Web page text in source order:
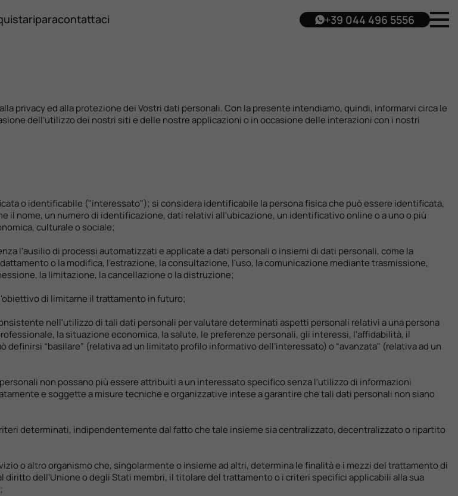
riparacontattaci +39 044 496 5556
privacy ed alla protezione dei Vostri dati personali. Con la presente intendiamo, quindi, informarvi circa le
dell’utilizzo dei nostri siti e delle nostre applicazioni o in occasione delle interazioni con i nostri
o identificabile ("interessato"); si considera identificabile la persona fisica che può essere identificata,
nome, un numero di identificazione, dati relativi all'ubicazione, un identificativo online o a uno o più
culturale o sociale;
l'ausilio di processi automatizzati e applicate a dati personali o insiemi di dati personali, come la
o la modifica, l'estrazione, la consultazione, l'uso, la comunicazione mediante trasmissione,
la limitazione, la cancellazione o la distruzione;
di limitarne il trattamento in futuro;
nell'utilizzo di tali dati personali per valutare determinati aspetti personali relativi a una persona
la situazione economica, la salute, le preferenze personali, gli interessi, l'affidabilità, il
“basilare” (relativa ad un limitato profilo informativo dell’interessato) o “avanzata" (relativa ad un
non possano più essere attribuiti a un interessato specifico senza l'utilizzo di informazioni
e soggette a misure tecniche e organizzative intese a garantire che tali dati personali non siano
determinati, indipendentemente dal fatto che tale insieme sia centralizzato, decentralizzato o ripartito
o altro organismo che, singolarmente o insieme ad altri, determina le finalità e i mezzi del trattamento di
dell'Unione o degli Stati membri, il titolare del trattamento o i criteri specifici applicabili alla sua